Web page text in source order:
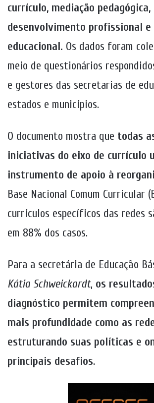
currículo, mediação pedagógica,
desenvolvimento profissional e
educacional. Os dados foram
meio de questionários
e gestores das secretarias de
estados e municípios.
O documento mostra que todas
iniciativas do eixo de currículo
instrumento de apoio à
Base Nacional Comum Curricular
currículos específicos das redes
em 88% dos casos.
Para a secretária de Educação
Kátia Schweickardt, os
diagnóstico permitem
mais profundidade como as
estruturando suas políticas e
principais desafios.